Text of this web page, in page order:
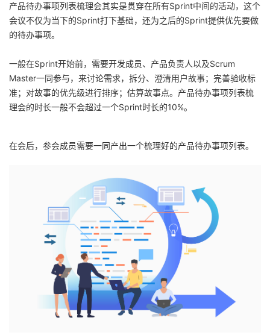
发
者
我
的
我
产品待办事项列表梳理会其实是贯穿在所有Sprint中间的活动，这个
会议不仅为当下的Sprint打下基础，还为之后的Sprint提供优先要做
的待办事项。
一般在Sprint开始前，需要开发成员、产品负责人以及Scrum
Master一同参与，来讨论需求，拆分、澄清用户故事；完善验收标
准；对故事的优先级进行排序；估算故事点。产品待办事项列表梳
理会的时长一般不会超过一个Sprint时长的10%。
在会后，参会成员需要一同产出一个梳理好的产品待办事项列表。